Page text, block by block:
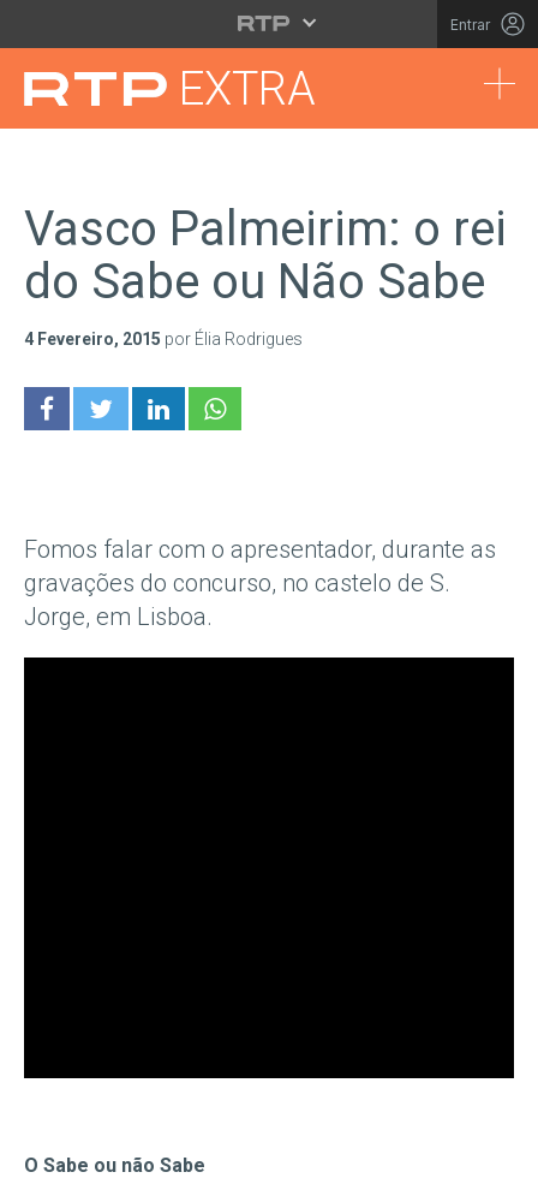
Saltar para o conteúdo principal
Entrar
EXTRA
Vasco Palmeirim: o rei
do Sabe ou Não Sabe
4 Fevereiro, 2015 por Élia Rodrigues
Fomos falar com o apresentador, durante as
gravações do concurso, no castelo de S.
Jorge, em Lisboa.
O Sabe ou não Sabe